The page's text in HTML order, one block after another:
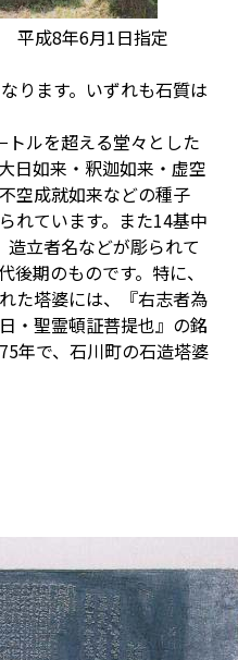
平成8年6月1日指定
ります。いずれも石質は
ルを超える堂々とした
日如来・釈迦如来・虚空
空成就如来などの種子
れています。また14基中
立者名などが彫られて
後期のものです。特に、
た塔婆には、『右志者為
・聖霊頓証菩提也』の銘
年で、石川町の石造塔婆